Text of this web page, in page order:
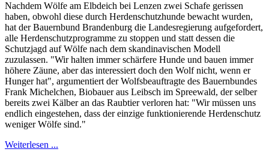
Nachdem Wölfe am Elbdeich bei Lenzen zwei Schafe gerissen
haben, obwohl diese durch Herdenschutzhunde bewacht wurden,
hat der Bauernbund Brandenburg die Landesregierung aufgefordert,
alle Herdenschutzprogramme zu stoppen und statt dessen die
Schutzjagd auf Wölfe nach dem skandinavischen Modell
zuzulassen. "Wir halten immer schärfere Hunde und bauen immer
höhere Zäune, aber das interessiert doch den Wolf nicht, wenn er
Hunger hat", argumentiert der Wolfsbeauftragte des Bauernbundes
Frank Michelchen, Biobauer aus Leibsch im Spreewald, der selber
bereits zwei Kälber an das Raubtier verloren hat: "Wir müssen uns
endlich eingestehen, dass der einzige funktionierende Herdenschutz
weniger Wölfe sind."
Weiterlesen ...